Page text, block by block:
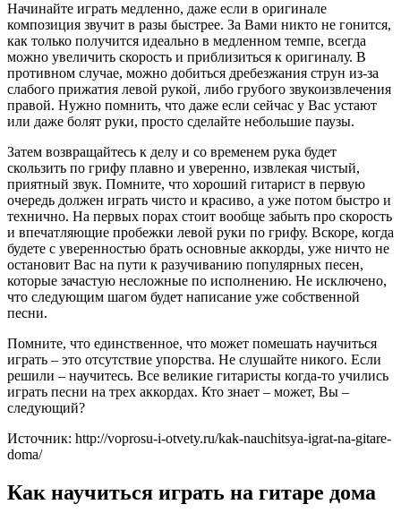
Начинайте играть медленно, даже если в оригинале
композиция звучит в разы быстрее. За Вами никто не гонится,
как только получится идеально в медленном темпе, всегда
можно увеличить скорость и приблизиться к оригиналу. В
противном случае, можно добиться дребезжания струн из-за
слабого прижатия левой рукой, либо грубого звукоизвлечения
правой. Нужно помнить, что даже если сейчас у Вас устают
или даже болят руки, просто сделайте небольшие паузы.
Затем возвращайтесь к делу и со временем рука будет
скользить по грифу плавно и уверенно, извлекая чистый,
приятный звук. Помните, что хороший гитарист в первую
очередь должен играть чисто и красиво, а уже потом быстро и
технично. На первых порах стоит вообще забыть про скорость
и впечатляющие пробежки левой руки по грифу. Вскоре, когда
будете с уверенностью брать основные аккорды, уже ничто не
остановит Вас на пути к разучиванию популярных песен,
которые зачастую несложные по исполнению. Не исключено,
что следующим шагом будет написание уже собственной
песни.
Помните, что единственное, что может помешать научиться
играть – это отсутствие упорства. Не слушайте никого. Если
решили – научитесь. Все великие гитаристы когда-то учились
играть песни на трех аккордах. Кто знает – может, Вы –
следующий?
Источник: http://voprosu-i-otvety.ru/kak-nauchitsya-igrat-na-gitare-
doma/
Как научиться играть на гитаре дома